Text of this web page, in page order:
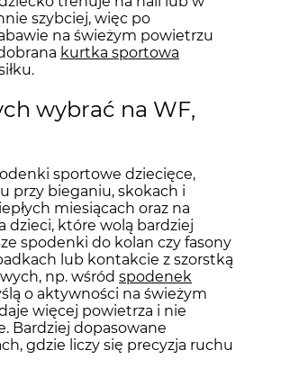
szybciej, więc po
na świeżym powietrzu
kurtka sportowa
wybrać na WF,
sportowe dziecięce,
przy bieganiu, skokach i
miesiącach oraz na
dzieci, które wolą bardziej
spodenki do kolan czy fasony
lub kontakcie z szorstką
np. wśród spodenek
o aktywności na świeżym
więcej powietrza i nie
Bardziej dopasowane
gdzie liczy się precyzja ruchu